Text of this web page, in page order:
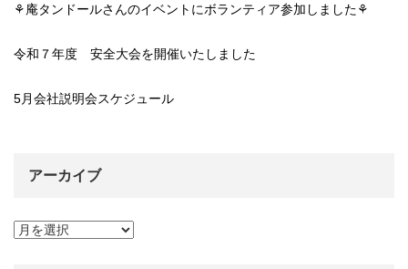
⚘庵タンドールさんのイベントにボランティア参加しました⚘
令和７年度 安全大会を開催いたしました
5月会社説明会スケジュール
アーカイブ
ア